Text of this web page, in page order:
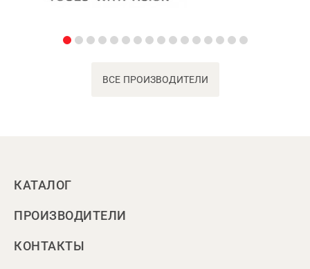
ВСЕ ПРОИЗВОДИТЕЛИ
КАТАЛОГ
ПРОИЗВОДИТЕЛИ
КОНТАКТЫ